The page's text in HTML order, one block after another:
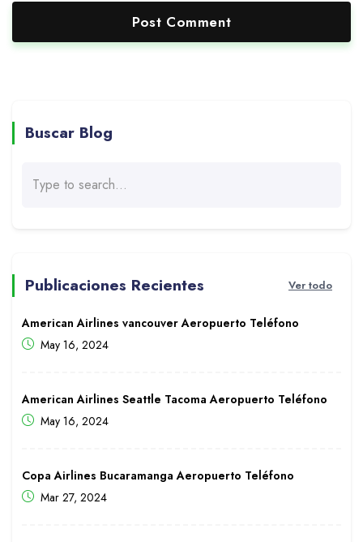
Buscar Blog
Publicaciones Recientes Ver todo
American Airlines vancouver Aeropuerto Teléfono
May 16, 2024
American Airlines Seattle Tacoma Aeropuerto Teléfono
May 16, 2024
Copa Airlines Bucaramanga Aeropuerto Teléfono
Mar 27, 2024